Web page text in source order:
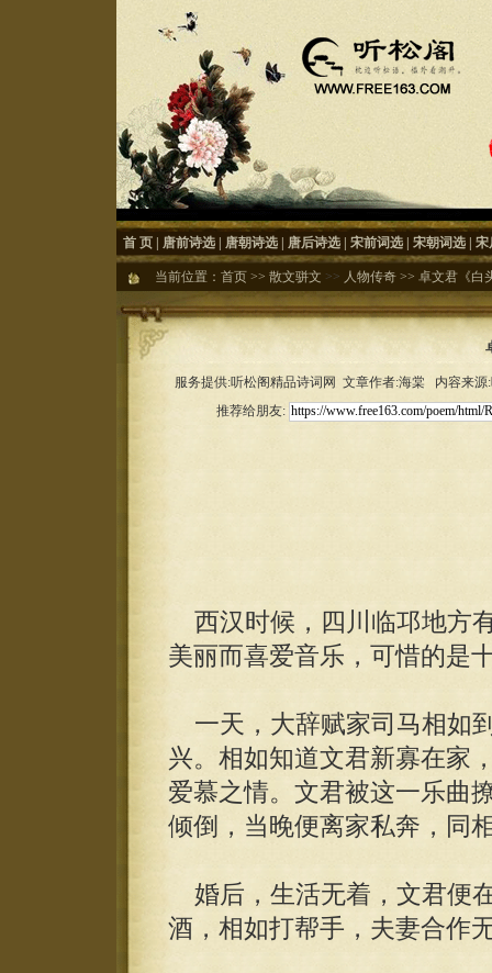
首 页 唐前诗选 唐朝诗选 唐后诗选 宋前词选 宋朝词选 宋
当前位置： 首页 >> 散文骈文 >> 人物传奇 >> 卓文君《白
服务提供:听松阁精品诗词网 文章作者:海棠 内容来
推荐给朋友:
西汉时候，四川临邛地方
美丽而喜爱音乐，可惜的是
一天，大辞赋家司马相如
兴。相如知道文君新寡在家
爱慕之情。文君被这一乐曲
倾倒，当晚便离家私奔，同
婚后，生活无着，文君便
酒，相如打帮手，夫妻合作